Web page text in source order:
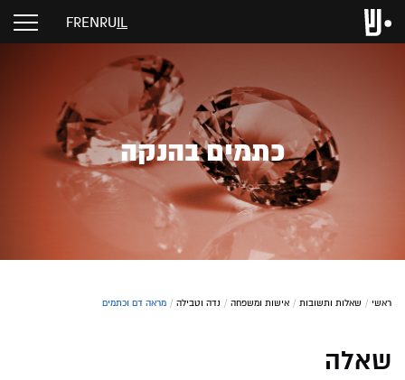
IL
RU
EN
FR
כתמים בהנקה
ראשי / שאלות ותשובות / אישות ומשפחה / נדה וטבילה / מראה דם וכתמים
שאלה